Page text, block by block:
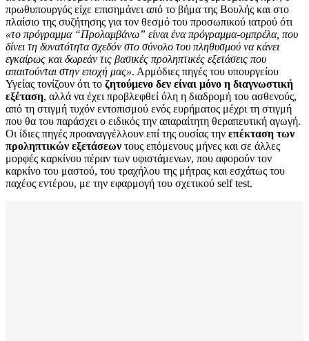
πρωθυπουργός είχε επισημάνει από το βήμα της Βουλής και στο
πλαίσιο της συζήτησης για τον θεσμό του προσωπικού ιατρού ότι
«το πρόγραμμα “Προλαμβάνω” είναι ένα πρόγραμμα-ομπρέλα, που
δίνει τη δυνατότητα σχεδόν στο σύνολο του πληθυσμού να κάνει
εγκαίρως και δωρεάν τις βασικές προληπτικές εξετάσεις που
απαιτούνται στην εποχή μας». Αρμόδιες πηγές του υπουργείου
Υγείας τονίζουν ότι το ζητούμενο δεν είναι μόνο η διαγνωστική
εξέταση, αλλά να έχει προβλεφθεί όλη η διαδρομή του ασθενούς,
από τη στιγμή τυχόν εντοπισμού ενός ευρήματος μέχρι τη στιγμή
που θα του παράσχει ο ειδικός την απαραίτητη θεραπευτική αγωγή.
Οι ίδιες πηγές προαναγγέλλουν επί της ουσίας την επέκταση των
προληπτικών εξετάσεων τους επόμενους μήνες και σε άλλες
μορφές καρκίνου πέραν των υφιστάμενων, που αφορούν τον
καρκίνο του μαστού, του τραχήλου της μήτρας και εσχάτως του
παχέος εντέρου, με την εφαρμογή του σχετικού self test.